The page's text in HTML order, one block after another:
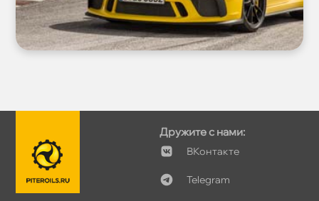
Дружите с нами:
ВКонтакте
Telegram